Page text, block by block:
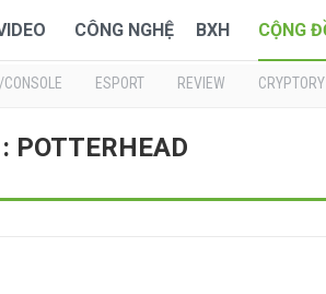
CÔNG NGHỆ BXH CỘNG
CONSOLE ESPORT REVIEW CRYPTORY
POTTERHEAD